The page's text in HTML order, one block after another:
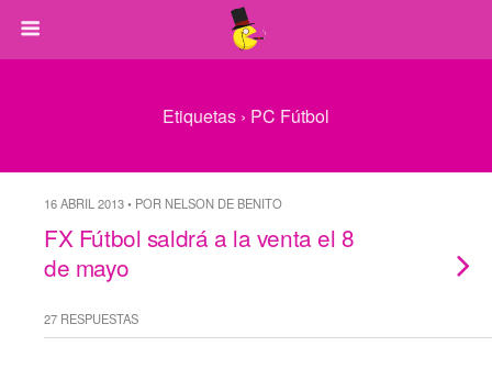
Etiquetas › PC Fútbol
16 ABRIL 2013 • POR NELSON DE BENITO
FX Fútbol saldrá a la venta el 8
de mayo
27 RESPUESTAS